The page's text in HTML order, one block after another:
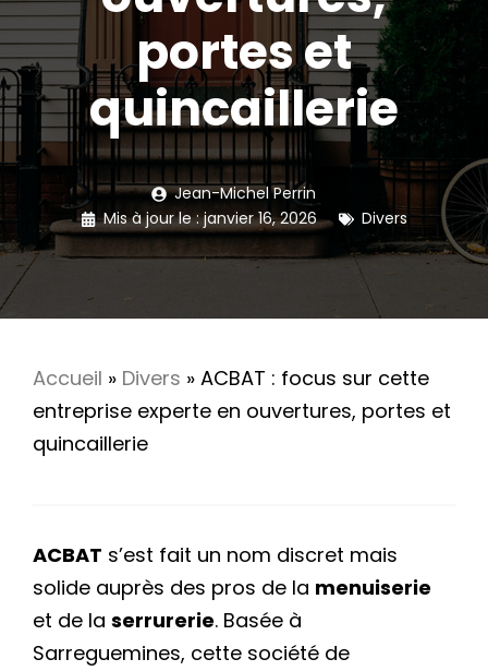
portes et
quincaillerie
Jean-Michel Perrin
Mis à jour le :janvier 16, 2026 Divers
Accueil » Divers » ACBAT : focus sur cette
entreprise experte en ouvertures, portes et
quincaillerie
ACBAT s’est fait un nom discret mais
solide auprès des pros de la menuiserie
et de la serrurerie. Basée à
Sarreguemines, cette société de